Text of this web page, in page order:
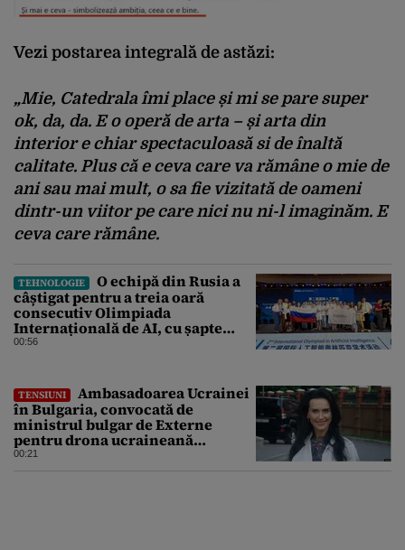
Vezi postarea integrală de astăzi:
„Mie, Catedrala îmi place și mi se pare super
ok, da, da. E o operă de arta – și arta din
interior e chiar spectaculoasă si de înaltă
calitate. Plus că e ceva care va rămâne o mie de
ani sau mai mult, o sa fie vizitată de oameni
dintr-un viitor pe care nici nu ni-l imaginăm. E
ceva care rămâne.
TEHNOLOGIE
O echipă din Rusia a
câștigat pentru a treia oară
consecutiv Olimpiada
Internațională de AI, cu șapte
medalii din aur și una de bronz
00:56
TENSIUNI
Ambasadoarea Ucrainei
în Bulgaria, convocată de
ministrul bulgar de Externe
pentru drona ucraineană
prăbușită în apropierea
00:21